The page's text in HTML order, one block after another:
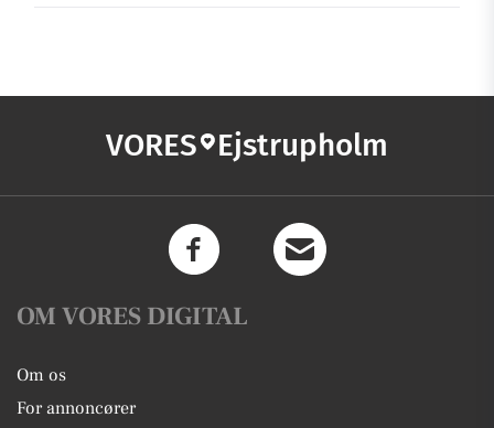
VORES Ejstrupholm
OM VORES DIGITAL
Om os
For annoncører